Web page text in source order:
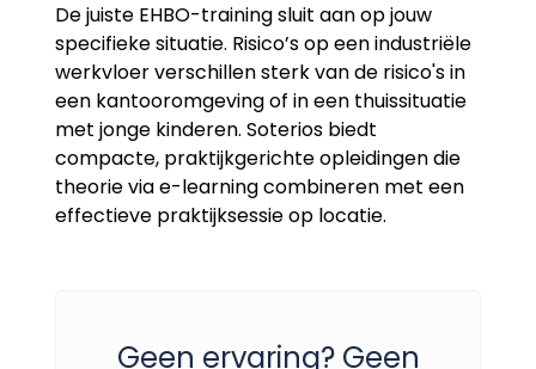
De juiste EHBO-training sluit aan op jouw
specifieke situatie. Risico’s op een industriële
werkvloer verschillen sterk van de risico's in
een kantooromgeving of in een thuissituatie
met jonge kinderen. Soterios biedt
compacte, praktijkgerichte opleidingen die
theorie via e-learning combineren met een
effectieve praktijksessie op locatie.
Geen ervaring? Geen